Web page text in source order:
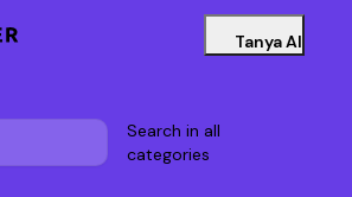
Tanya AI
Search in all
categories